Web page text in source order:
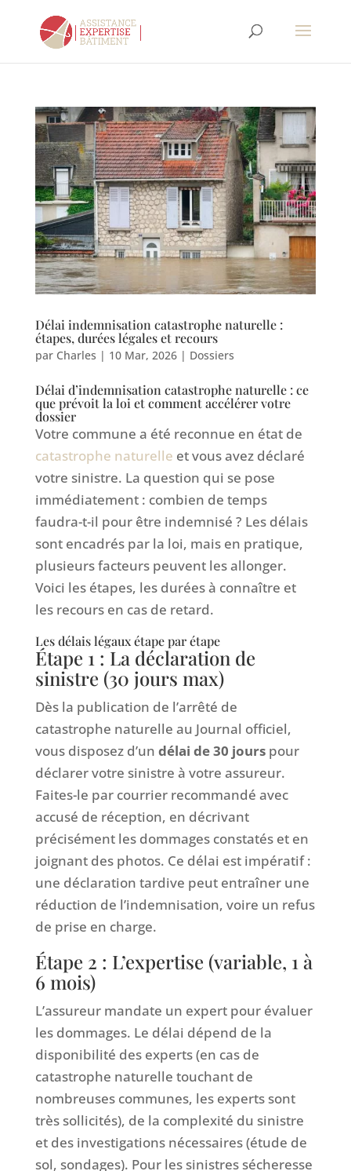
Délai indemnisation catastrophe naturelle :
étapes, durées légales et recours
par Charles | 10 Mar, 2026| Dossiers
Délai d’indemnisation catastrophe naturelle : ce
que prévoit la loi et comment accélérer votre
dossier
Votre commune a été reconnue en état de
catastrophe naturelle et vous avez déclaré
votre sinistre. La question qui se pose
immédiatement : combien de temps
faudra-t-il pour être indemnisé ? Les délais
sont encadrés par la loi, mais en pratique,
plusieurs facteurs peuvent les allonger.
Voici les étapes, les durées à connaître et
les recours en cas de retard.
Les délais légaux étape par étape
Étape 1 : La déclaration de
sinistre (30 jours max)
Dès la publication de l’arrêté de
catastrophe naturelle au Journal officiel,
vous disposez d’un délai de 30 jourspour
déclarer votre sinistre à votre assureur.
Faites-le par courrier recommandé avec
accusé de réception, en décrivant
précisément les dommages constatés et en
joignant des photos. Ce délai est impératif :
une déclaration tardive peut entraîner une
réduction de l’indemnisation, voire un refus
de prise en charge.
Étape 2 : L’expertise (variable, 1 à
6 mois)
L’assureur mandate un expert pour évaluer
les dommages. Le délai dépend de la
disponibilité des experts (en cas de
catastrophe naturelle touchant de
nombreuses communes, les experts sont
très sollicités), de la complexité du sinistre
et des investigations nécessaires (étude de
sol, sondages). Pour les sinistres sécheresse